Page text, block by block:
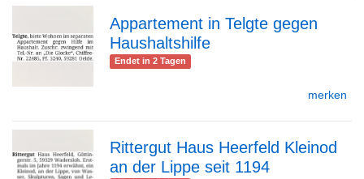
Detailseite
zur
Appartement in Telgte gegen
Haushaltshilfe
Endet in 2 Tagen
merken
zur
Rittergut Haus Heerfeld Kleinod
an der Lippe seit 1194